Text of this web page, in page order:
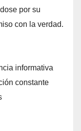
por su
con la verdad.
informativa
constante